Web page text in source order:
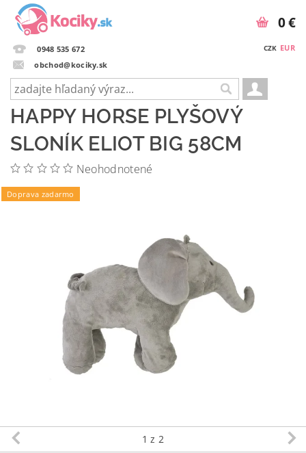
0948 535 672
obchod@kociky.sk
CZK EUR
0 €
HAPPY HORSE PLYŠOVÝ
SLONÍK ELIOT BIG 58CM
Neohodnotené
Doprava zadarmo
1 z 2